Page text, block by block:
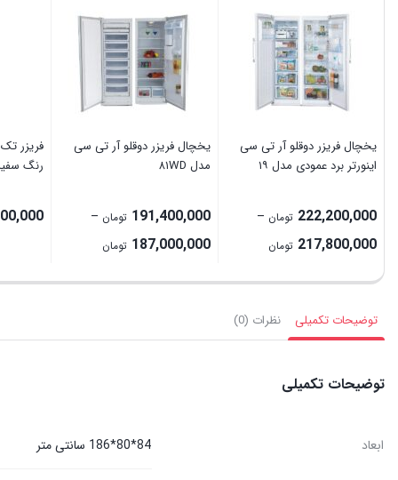
یخچال فریزر دوقلو آر تی سی
اینورتر برد عمودی مدل ۱۹
222,200,000 تومان –
217,800,000 تومان
through
222,200,000 تومان
یخچال فریزر دوقلو آر تی سی
مدل ۸۱WD
191,400,000 تومان –
187,000,000 تومان
191,400,000 تومان
رنگ
توضیحات تکمیلی نظرات (0)
توضیحات تکمیلی
ابعاد 84*80*186 سانتی متر